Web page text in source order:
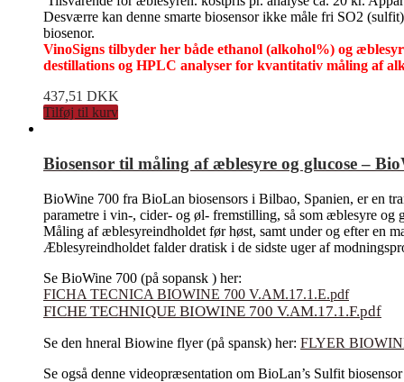
Desværre kan denne smarte biosensor ikke måle fri SO2
biosenor.
VinoSigns tilbyder her både ethanol (alkohol%) og
destillations og HPLC analyser for kvantitativ måling af
437,51 DKK
Tilføj til kurv
Biosensor til måling af æblesyre og glucose –
BioWine 700 fra BioLan biosensors i Bilbao, Spanien, er en
parametre i vin-, cider- og øl- fremstilling, så som æblesyre og
Måling af æblesyreindholdet før høst, samt under og efter en
Æblesyreindholdet falder dratisk i de sidste uger af
Se BioWine 700 (på sopansk ) her:
FICHA TECNICA BIOWINE 700 V.AM.17.1.E.pdf
FICHE TECHNIQUE BIOWINE 700 V.AM.17.1.F.pdf
Se den hneral Biowine flyer (på spansk) her: FLYER
Se også denne videopræsentation om BioLan’s Sulfit